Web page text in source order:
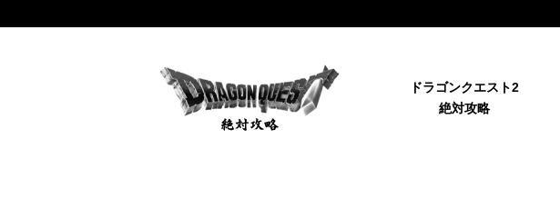
ドラゴンクエスト2
絶対攻略